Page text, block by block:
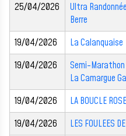
25/04/2026
Ultra
Berre
19/04/2026
La Calanquaise
19/04/2026
Semi-Marathon
La Camargue
19/04/2026
LA BOUCLE
19/04/2026
LES FOULEES